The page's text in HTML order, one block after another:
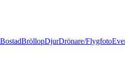
BostadBröllopDjurDrönare/Flygfoto